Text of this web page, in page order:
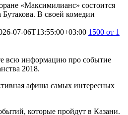
«Максимилианс» состоится
В своей комедии
07-06T13:55:00+03:00 1500 от 1
всю информацию про событие
2018.
афиша самых интересных
которые пройдут в Казани.